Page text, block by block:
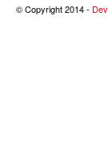
© Copyright 2014 -